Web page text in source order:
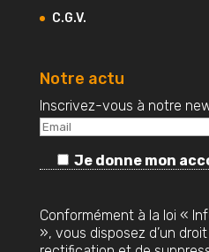
C.G.V.
Notre actu
Inscrivez-vous à notre
Je donne mon
Conformément à la loi «
», vous disposez d’un